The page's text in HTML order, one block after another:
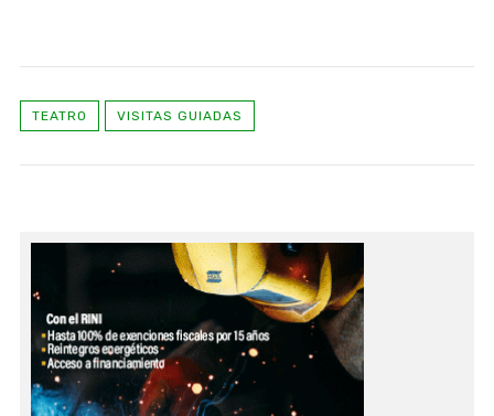
TEATRO VISITAS GUIADAS